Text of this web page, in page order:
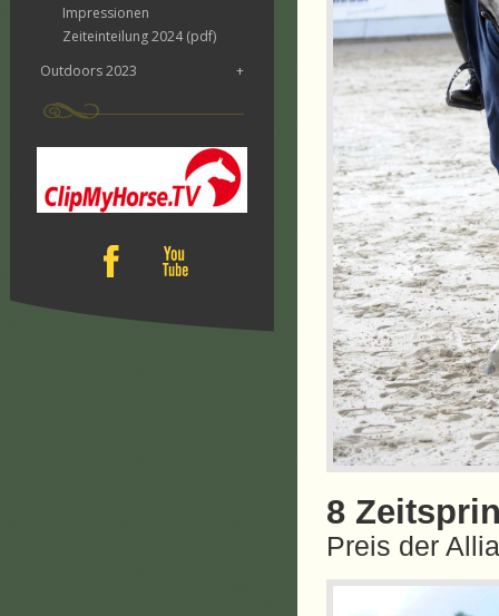
Impressionen
Zeiteinteilung 2024 (pdf)
Outdoors 2023
+
8
Preis der